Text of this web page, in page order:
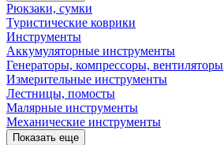
Рюкзаки, сумки
Туристические коврики
Инструменты
Аккумуляторные инструменты
Генераторы, компрессоры, вентиляторы
Измерительные инструменты
Лестницы, помосты
Малярные инструменты
Механические инструменты
Показать еще